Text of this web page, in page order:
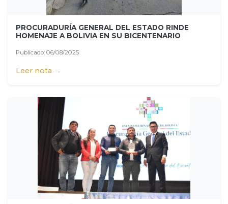
PROCURADURÍA GENERAL DEL ESTADO RINDE
HOMENAJE A BOLIVIA EN SU BICENTENARIO
Publicado: 06/08/2025
Leer nota →